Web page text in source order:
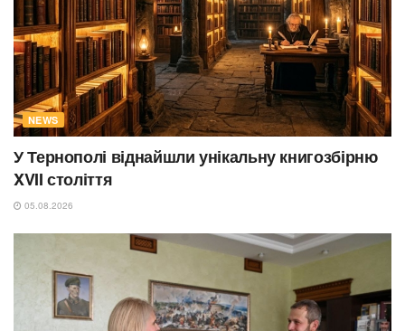
NEWS
У Тернополі віднайшли унікальну книгозбірню
XVII століття
05.08.2026